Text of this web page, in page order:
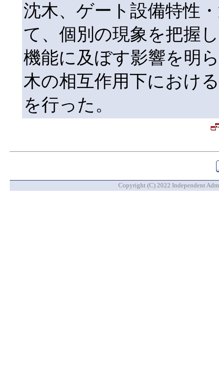
沈木、ゲート設備特性
て、個別の現象を把握
機能に及ぼす影響を明
木の相互作用下におけ
を行った。
Copyright (C) 2022 Independent